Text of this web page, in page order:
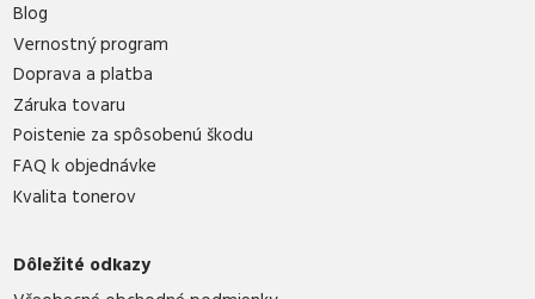
Blog
Vernostný program
Doprava a platba
Záruka tovaru
Poistenie za spôsobenú škodu
FAQ k objednávke
Kvalita tonerov
Dôležité odkazy